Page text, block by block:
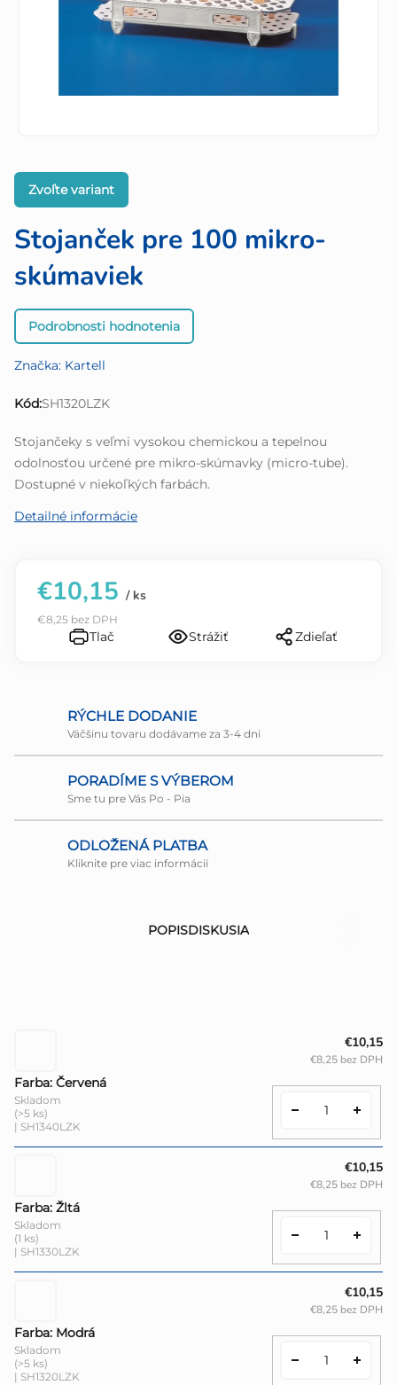
Stojanček pre 100 mikro-
skúmaviek
Priemerné
hodnotenie
je
0,0
5
hviezdičiek.
Podrobnosti hodnotenia
Značka: Kartell
Kód:SH1320LZK
Zvoľte variant
Stojančeky s veľmi vysokou chemickou a tepelnou
odolnosťou určené pre mikro-skúmavky (micro-tube).
Dostupné v niekoľkých farbách.
Detailné informácie
€10,15 / ks
€8,25 bez DPH
Tlač Strážiť Zdieľať
RÝCHLE DODANIE
Väčšinu tovaru dodávame za 3-4 dni
PORADÍME S VÝBEROM
Sme tu pre Vás Po - Pia
ODLOŽENÁ PLATBA
Kliknite pre viac informácií
POPISDISKUSIA
Farba: Červená
Skladom
(>5 ks)
| SH1340LZK
€10,15
€8,25 bez DPH
Farba: Žltá
Skladom
(1 ks)
| SH1330LZK
€10,15
€8,25 bez DPH
Farba: Modrá
Skladom
(>5 ks)
| SH1320LZK
€10,15
€8,25 bez DPH